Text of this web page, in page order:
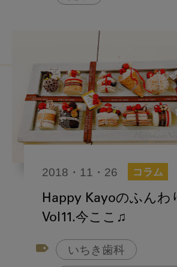
2018・11・26 コラム
Happy Kayoのふんわ
Vol11.今ここ♫
いちき歯科